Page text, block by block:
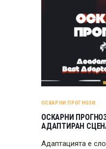
ОСКАРНИ ПРОГНОЗИ
ОСКАРНИ
АДАПТИРАН
Адаптацията е